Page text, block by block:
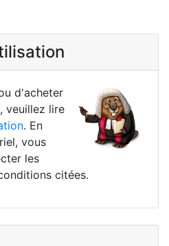
d'acheter
veuillez lire
. En
vous
les
citées.